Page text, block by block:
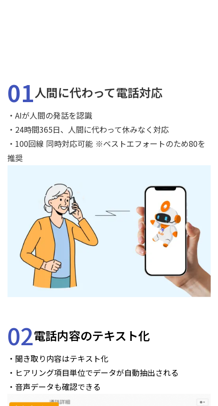
01人間に代わって電話対応
・AIが人間の発話を認識
・24時間365日、人間に代わって休みなく対応
・100回線 同時対応可能 ※ベストエフォートのため80を
推奨
02電話内容のテキスト化
・聞き取り内容はテキスト化
・ヒアリング項目単位でデータが自動抽出される
・音声データも確認できる